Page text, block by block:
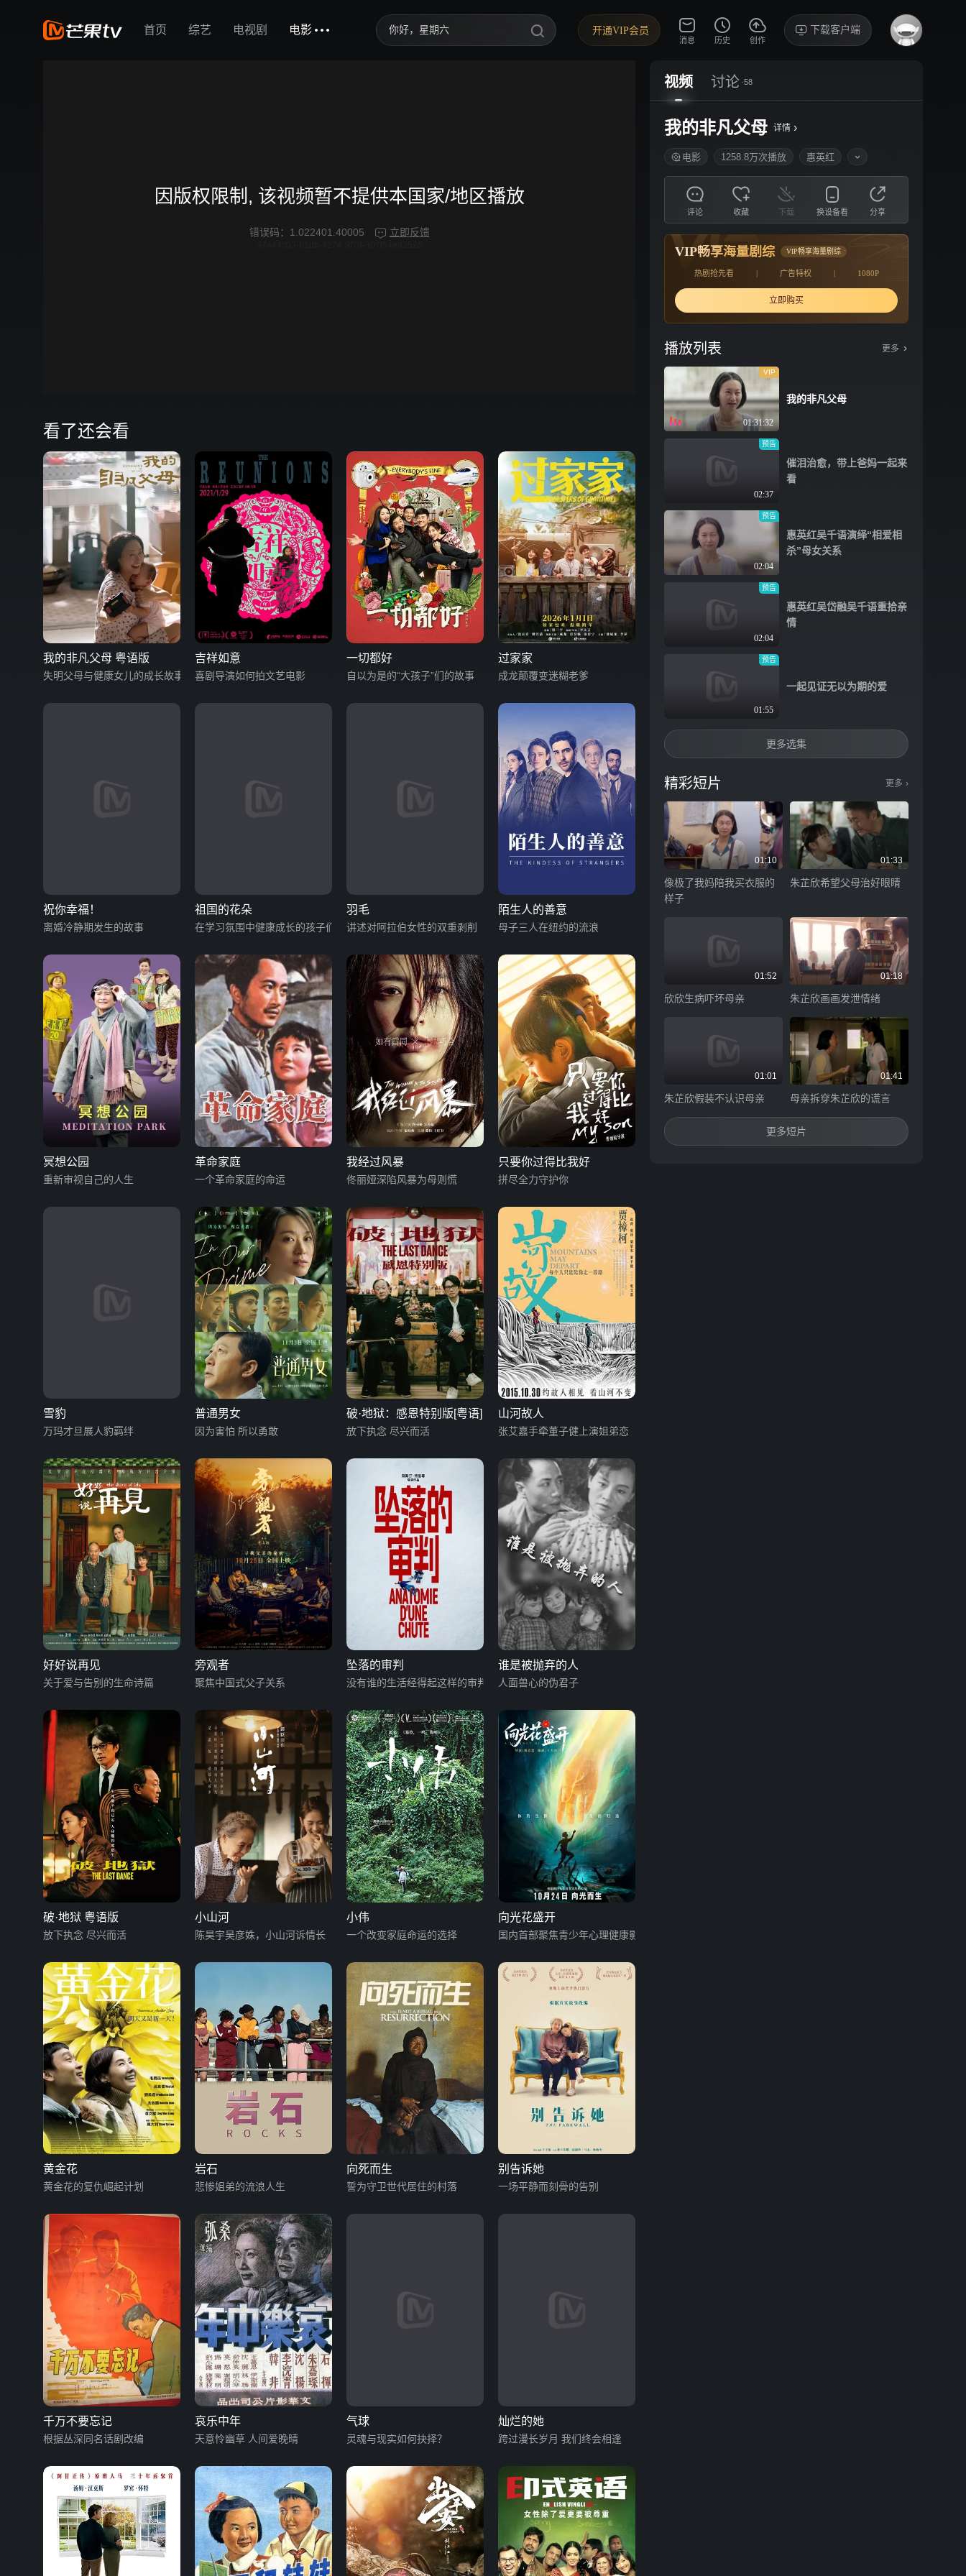
首页 综艺 电视剧 电影 你好，星期六
我们的宿舍·归心季
开通VIP会员
消息 历史 创作
下载客户端
因版权限制, 该视频暂不提供本国家/地区播放
错误码： 1.022401.40005 立即反馈
看了还会看
我的非凡父母 粤语版
失明父母与健康女儿的成长故事
吉祥如意
喜剧导演如何拍文艺电影
一切都好
自以为是的“大孩子”们的故事
过家家
成龙颠覆变迷糊老爹
祝你幸福！
离婚冷静期发生的故事
祖国的花朵
在学习氛围中健康成长的孩子们
羽毛
讲述对阿拉伯女性的双重剥削
陌生人的善意
母子三人在纽约的流浪
冥想公园
重新审视自己的人生
革命家庭
一个革命家庭的命运
我经过风暴
佟丽娅深陷风暴为母则慌
只要你过得比我好
拼尽全力守护你
雪豹
万玛才旦展人豹羁绊
普通男女
因为害怕 所以勇敢
破·地狱：感恩特别版[粤语]
放下执念 尽兴而活
山河故人
张艾嘉手牵董子健上演姐弟恋
好好说再见
关于爱与告别的生命诗篇
旁观者
聚焦中国式父子关系
坠落的审判
没有谁的生活经得起这样的审判
谁是被抛弃的人
人面兽心的伪君子
破·地狱 粤语版
放下执念 尽兴而活
小山河
陈昊宇吴彦姝，小山河诉情长
小伟
一个改变家庭命运的选择
向光花盛开
国内首部聚焦青少年心理健康影片
黄金花
黄金花的复仇崛起计划
岩石
悲惨姐弟的流浪人生
向死而生
誓为守卫世代居住的村落
别告诉她
一场平静而刻骨的告别
千万不要忘记
根据丛深同名话剧改编
哀乐中年
天意怜幽草 人间爱晚晴
气球
灵魂与现实如何抉择？
灿烂的她
跨过漫长岁月 我们终会相逢
视频 讨论 ·58
我的非凡父母 详情 ›
电影 1258.8万次播放 惠英红
评论 收藏 下载 换设备看 分享
VIP畅享海量剧综 VIP畅享海量剧综
热剧抢先看 | 广告特权 | 1080P
立即购买
播放列表 更多
01:31:32
VIP
我的非凡父母
02:37
预告
催泪治愈，带上爸妈一起来
看
02:04
预告
惠英红吴千语演绎“相爱相
杀”母女关系
02:04
预告
惠英红吴岱融吴千语重拾亲
情
01:55
预告
一起见证无以为期的爱
更多选集
精彩短片 更多 ›
01:10
像极了我妈陪我买衣服的
样子
01:33
朱芷欣希望父母治好眼睛
01:52
欣欣生病吓坏母亲
01:18
朱芷欣画画发泄情绪
01:01
朱芷欣假装不认识母亲
01:41
母亲拆穿朱芷欣的谎言
更多短片